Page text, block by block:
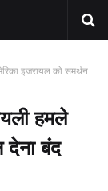
इजरायल को समर्थन
हमले
बंद